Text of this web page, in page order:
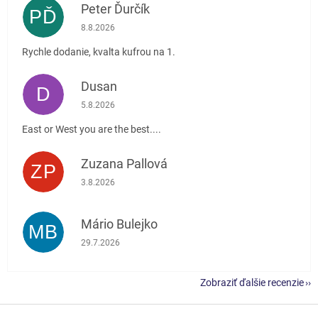
PĎ Peter Ďurčík
Hodnotenie obchodu je 5 z 5 hviezdičiek.
8.8.2026
Rychle dodanie, kvalta kufrou na 1.
D Dusan
Hodnotenie obchodu je 5 z 5 hviezdičiek.
5.8.2026
East or West you are the best....
ZP Zuzana Pallová
Hodnotenie obchodu je 5 z 5 hviezdičiek.
3.8.2026
MB Mário Bulejko
Hodnotenie obchodu je 5 z 5 hviezdičiek.
29.7.2026
Zobraziť ďalšie recenzie